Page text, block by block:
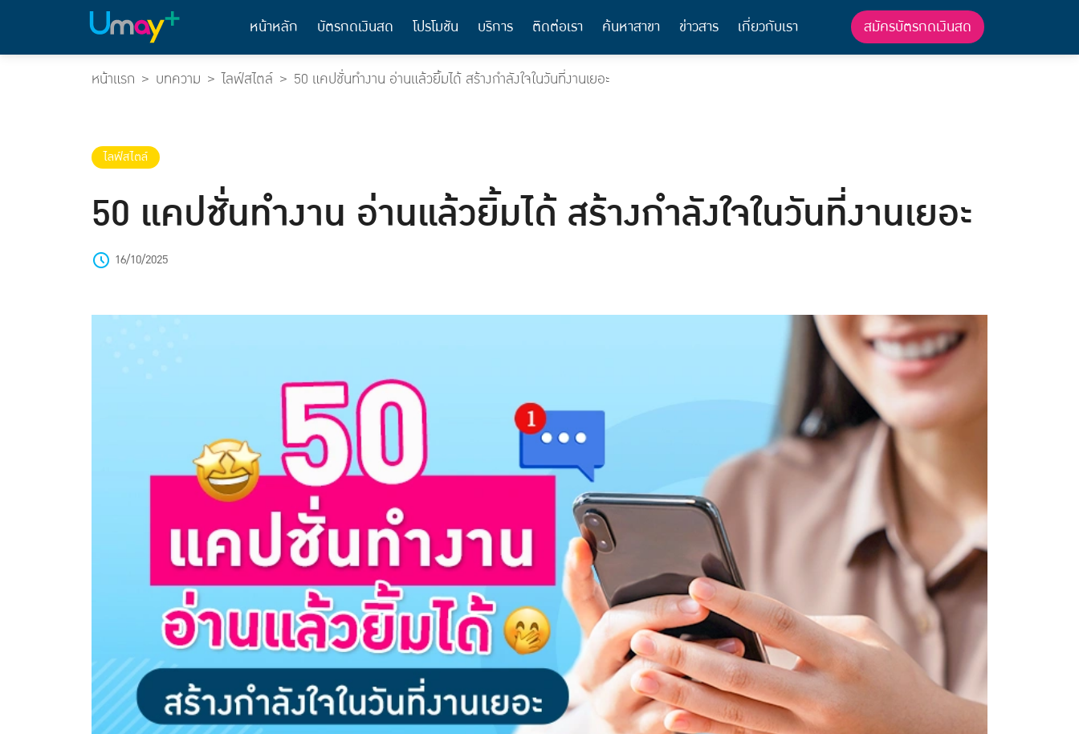
หน้าหลัก บัตรกดเงินสด โปรโมชัน บริการ ติดต่อเรา ค้นหาสาขา ข่าวสาร เกี่ยวกับเรา สมัครบัตรกดเงินสด
หน้าแรก บทความ ไลฟ์สไตล์ 50 แคปชั่นทำงาน อ่านแล้วยิ้มได้ สร้างกำลังใจในวันที่งานเยอะ
ไลฟ์สไตล์
50 แคปชั่นทำงาน อ่านแล้วยิ้มได้ สร้างกำลังใจในวันที่งานเยอะ
16/10/2025